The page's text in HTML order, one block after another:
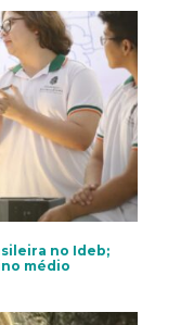
no Ideb;
médio